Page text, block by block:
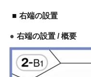
右端の設置
右端の設置 / 概要